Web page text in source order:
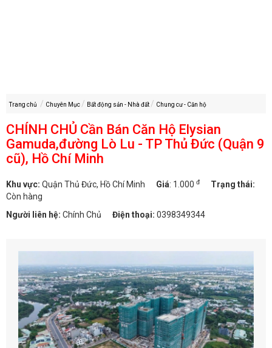
Trang chủ Chuyên Mục Bất động sản - Nhà đất Chung cư - Căn hộ
CHÍNH CHỦ Cần Bán Căn Hộ Elysian
Gamuda,đường Lò Lu - TP Thủ Đức (Quận 9
cũ), Hồ Chí Minh
Khu vực: Quận Thủ Đức, Hồ Chí Minh Giá: 1.000 đ
Trạng thái:
Còn hàng
Người liên hệ: Chính Chủ Điện thoại: 0398349344